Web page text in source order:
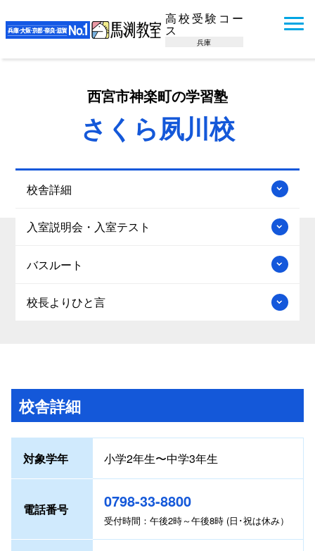
高校受験コー
ス
兵庫
西宮市神楽町の学習塾
さくら夙川校
校舎詳細
入室説明会・入室テスト
バスルート
校長よりひと言
校舎詳細
対象学年 小学2年生〜中学3年生
電話番号 0798-33-8800
受付時間：午後2時～午後8時 (日･祝は休み）